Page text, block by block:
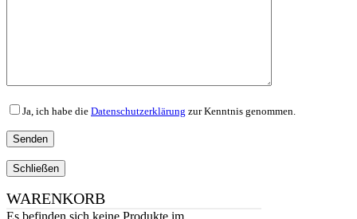
Ja, ich habe die Datenschutzerklärung zur Kenntnis genommen.
Schließen
WARENKORB
Es befinden sich keine Produkte im